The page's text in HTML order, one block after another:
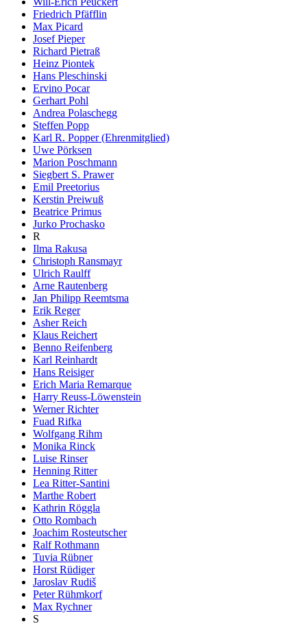
Friedrich Pfäfflin
Max Picard
Josef Pieper
Richard Pietraß
Heinz Piontek
Hans Pleschinski
Ervino Pocar
Gerhart Pohl
Andrea Polaschegg
Steffen Popp
Karl R. Popper (Ehrenmitglied)
Uwe Pörksen
Marion Poschmann
Siegbert S. Prawer
Emil Preetorius
Kerstin Preiwuß
Beatrice Primus
Jurko Prochasko
R
Ilma Rakusa
Christoph Ransmayr
Ulrich Raulff
Arne Rautenberg
Jan Philipp Reemtsma
Erik Reger
Asher Reich
Klaus Reichert
Benno Reifenberg
Karl Reinhardt
Hans Reisiger
Erich Maria Remarque
Harry Reuss-Löwenstein
Werner Richter
Fuad Rifka
Wolfgang Rihm
Monika Rinck
Luise Rinser
Henning Ritter
Lea Ritter-Santini
Marthe Robert
Kathrin Röggla
Otto Rombach
Joachim Rosteutscher
Ralf Rothmann
Tuvia Rübner
Horst Rüdiger
Jaroslav Rudiš
Peter Rühmkorf
Max Rychner
S